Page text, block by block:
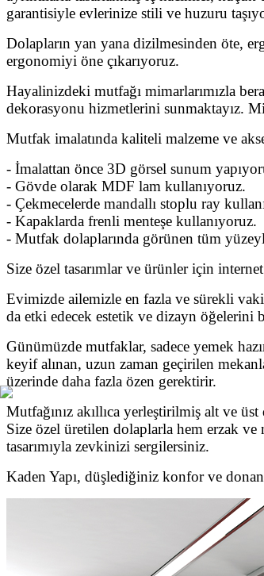
garantisiyle evlerinize stili ve huzuru
Dolapların yan yana dizilmesinden öte,
ergonomiyi öne çıkarıyoruz.
Hayalinizdeki mutfağı mimarlarımızla
dekorasyonu hizmetlerini sunmaktayız.
Mutfak imalatında kaliteli malzeme ve
- İmalattan önce 3D görsel sunum
- Gövde olarak MDF lam kullanıyoruz.
- Çekmecelerde mandallı stoplu ray
- Kapaklarda frenli menteşe kullanıyoruz.
- Mutfak dolaplarında görünen tüm
Size özel tasarımlar ve ürünler için
Evimizde ailemizle en fazla ve sürekli
da etki edecek estetik ve dizayn öğelerini
Günümüzde mutfaklar, sadece yemek
keyif alınan, uzun zaman geçirilen
üzerinde daha fazla özen gerektirir.
Mutfağınız akıllıca yerleştirilmiş alt ve
Size özel üretilen dolaplarla hem erzak
tasarımıyla zevkinizi sergilersiniz.
Kaden Yapı, düşlediğiniz konfor ve